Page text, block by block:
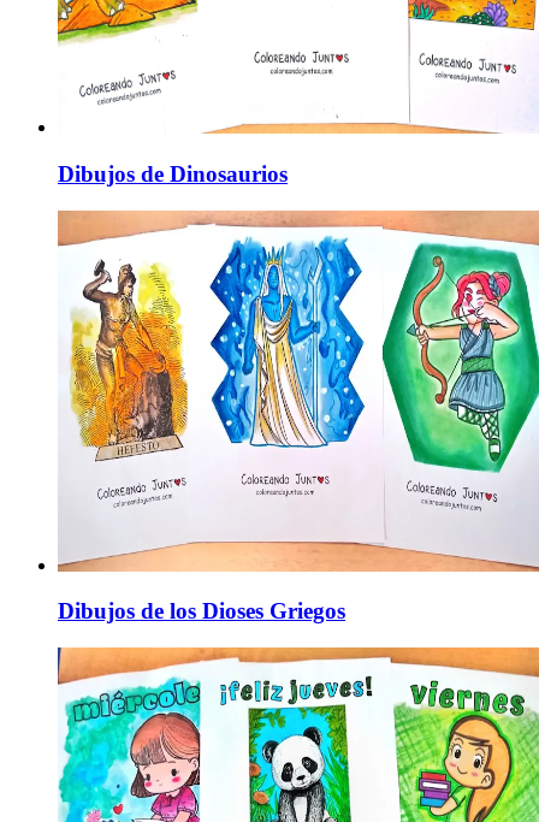
Dibujos de Dinosaurios
Dibujos de los Dioses Griegos